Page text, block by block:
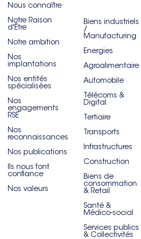
Nous connaître
Notre Raison
d'Être
Notre ambition
Nos
implantations
Nos entités
spécialisées
Nos
engagements
RSE
Nos
reconnaissances
Nos publications
Ils nous font
confiance
Nos valeurs
Biens industriels
/
Manufacturing
Energies
Agroalimentaire
Automobile
Télécoms &
Digital
Tertiaire
Transports
Infrastructures
Construction
Biens de
consommation
& Retail
Santé &
Médico-social
Services publics
& Collectivités